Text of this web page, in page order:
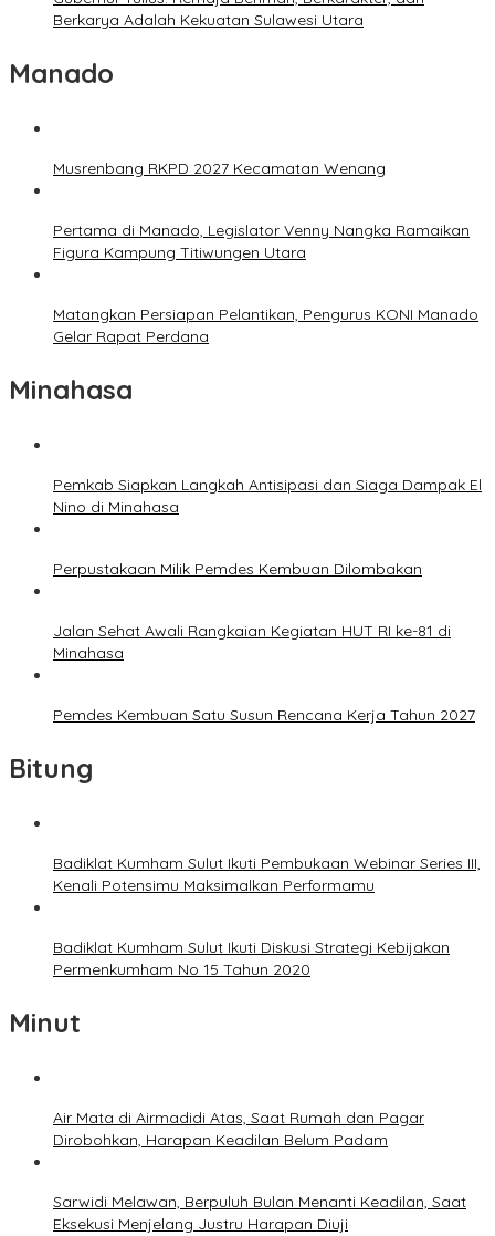
Berkarya Adalah Kekuatan Sulawesi Utara
Manado
Musrenbang RKPD 2027 Kecamatan Wenang
Pertama di Manado, Legislator Venny Nangka Ramaikan
Figura Kampung Titiwungen Utara
Matangkan Persiapan Pelantikan, Pengurus KONI Manado
Gelar Rapat Perdana
Minahasa
Pemkab Siapkan Langkah Antisipasi dan Siaga Dampak El
Nino di Minahasa
Perpustakaan Milik Pemdes Kembuan Dilombakan
Jalan Sehat Awali Rangkaian Kegiatan HUT RI ke-81 di
Minahasa
Pemdes Kembuan Satu Susun Rencana Kerja Tahun 2027
Bitung
Badiklat Kumham Sulut Ikuti Pembukaan Webinar Series III,
Kenali Potensimu Maksimalkan Performamu
Badiklat Kumham Sulut Ikuti Diskusi Strategi Kebijakan
Permenkumham No 15 Tahun 2020
Minut
Air Mata di Airmadidi Atas, Saat Rumah dan Pagar
Dirobohkan, Harapan Keadilan Belum Padam
Sarwidi Melawan, Berpuluh Bulan Menanti Keadilan, Saat
Eksekusi Menjelang Justru Harapan Diuji